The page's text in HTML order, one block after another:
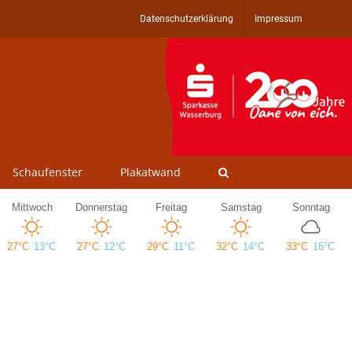
Datenschutzerklärung Impressum
Schaufenster Plakatwand